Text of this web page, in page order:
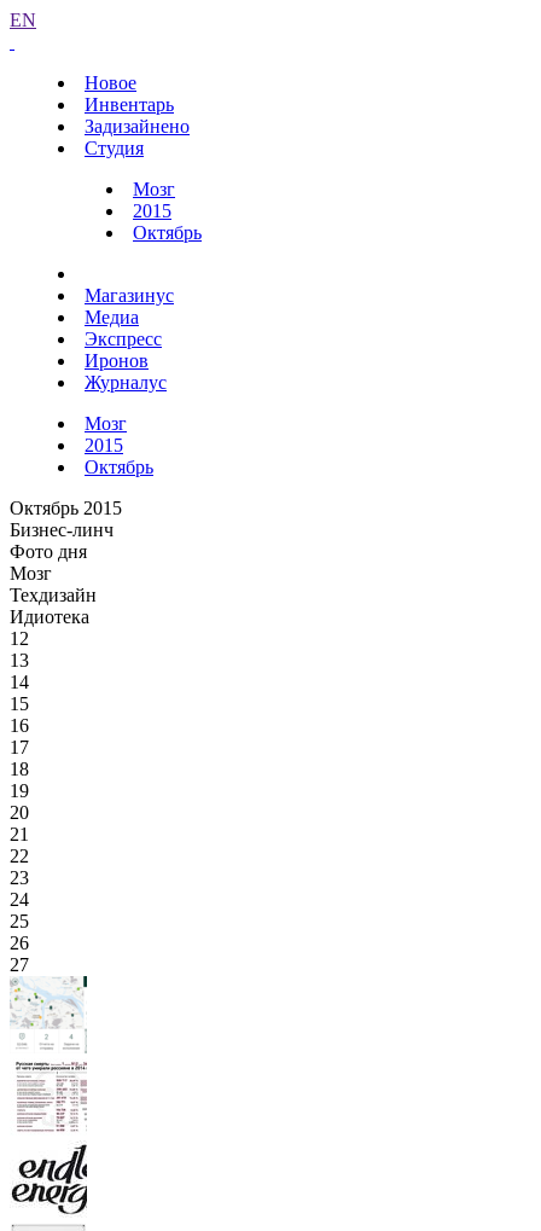
EN
Новое
Инвентарь
Задизайнено
Студия
Мозг
2015
Октябрь
Магазинус
Медиа
Экспресс
Иронов
Журналус
Мозг
2015
Октябрь
Октябрь 2015
Бизнес-линч
Фото дня
Мозг
Техдизайн
Идиотека
12
13
14
15
16
17
18
19
20
21
22
23
24
25
26
27